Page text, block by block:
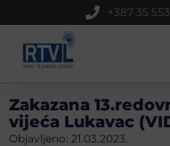
+387 35
Zakazana
vijeća Lukavac
Objavljeno: 21.03.2023.